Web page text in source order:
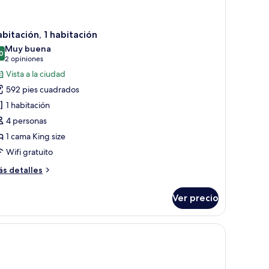
1 habitación
de 10
Muy buena
2 opiniones
(2
opiniones)
Vista a la ciudad
592 pies cuadrados
1 habitación
4 personas
1 cama King size
Wifi gratuito
detalles
Ver precio